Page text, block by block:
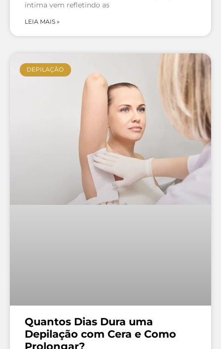
íntima vem refletindo as
LEIA MAIS »
DEPILAÇÃO
Quantos Dias Dura uma
Depilação com Cera e Como
Prolongar?